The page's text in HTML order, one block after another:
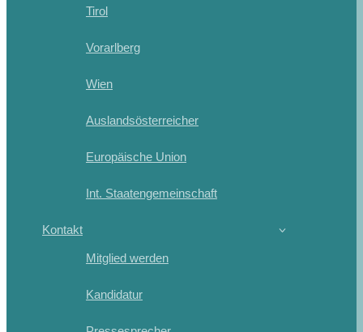
Tirol
Vorarlberg
Wien
Auslandsösterreicher
Europäische Union
Int. Staatengemeinschaft
Kontakt
Mitglied werden
Kandidatur